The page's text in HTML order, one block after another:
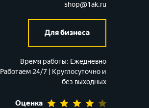
shop@1ak.ru
Для бизнеса
Время работы: Ежедневно
Работаем 24/7 | Круглосуточно и
без выходных
Оценка